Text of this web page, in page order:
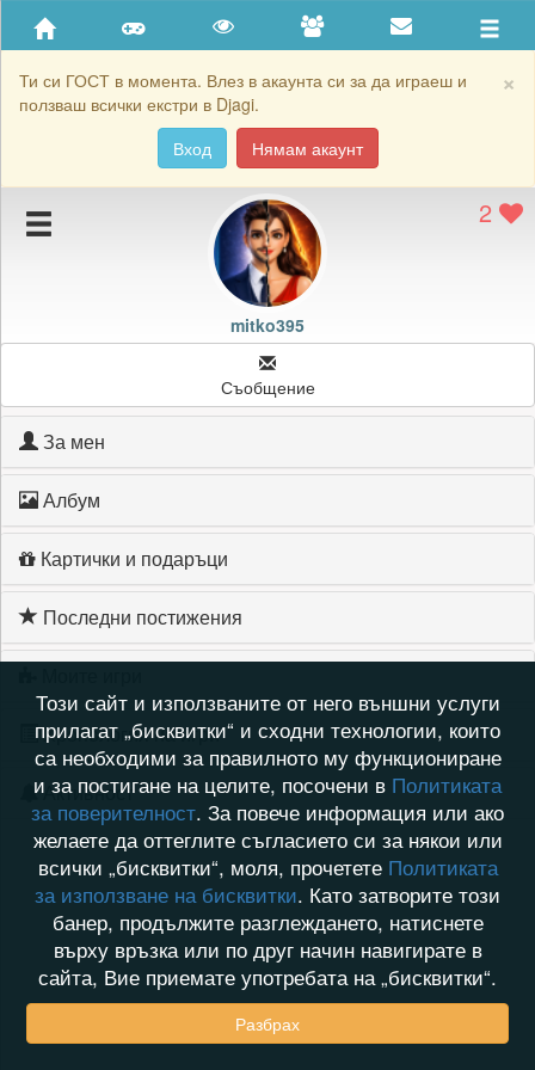
×
Ти си ГОСТ в момента. Влез в акаунта си за да играеш и
ползваш всички екстри в Djagi.
Вход
Нямам акаунт
Приятели
Хронология на игри
Подаръците на mitko395
Картичките на mitko395
2
mitko395
Съобщение
За мен
Албум
Картички и подаръци
Последни постижения
Хронология на игри
Активност
Този сайт и използваните от него външни услуги
прилагат „бисквитки“ и сходни технологии, които
са необходими за правилното му функциониране
и за постигане на целите, посочени в Политиката
за поверителност. За повече информация или ако
желаете да оттеглите съгласието си за някои или
всички „бисквитки“, моля, прочетете Политиката
за използване на бисквитки. Като затворите този
банер, продължите разглеждането, натиснете
върху връзка или по друг начин навигирате в
сайта, Вие приемате употребата на „бисквитки“.
Разбрах